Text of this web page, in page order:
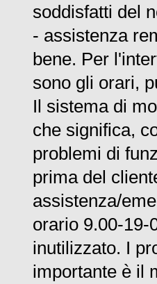
soddisfatti del
- assistenza
bene. Per
sono gli orari,
Il sistema di
che significa,
problemi di
prima del
assistenza/
orario 9.00-19-
inutilizzato. I
importante è il